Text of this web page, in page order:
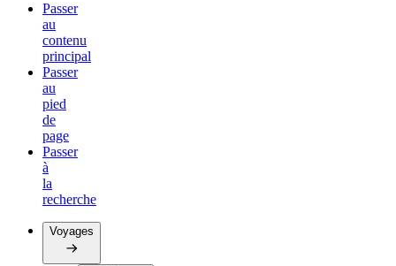
Passer
au
contenu
principal
Passer
au
pied
de
page
Passer
à
la
recherche
Voyages